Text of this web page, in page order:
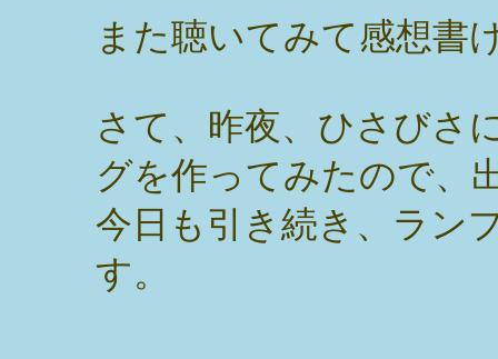
また聴いてみて感想書
さて、昨夜、ひさびさ
グを作ってみたので、
今日も引き続き、ラン
す。